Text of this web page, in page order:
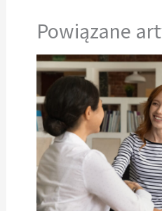
Powiązane